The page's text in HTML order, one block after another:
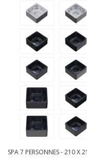
SPA 7 PERSONNES - 210 X